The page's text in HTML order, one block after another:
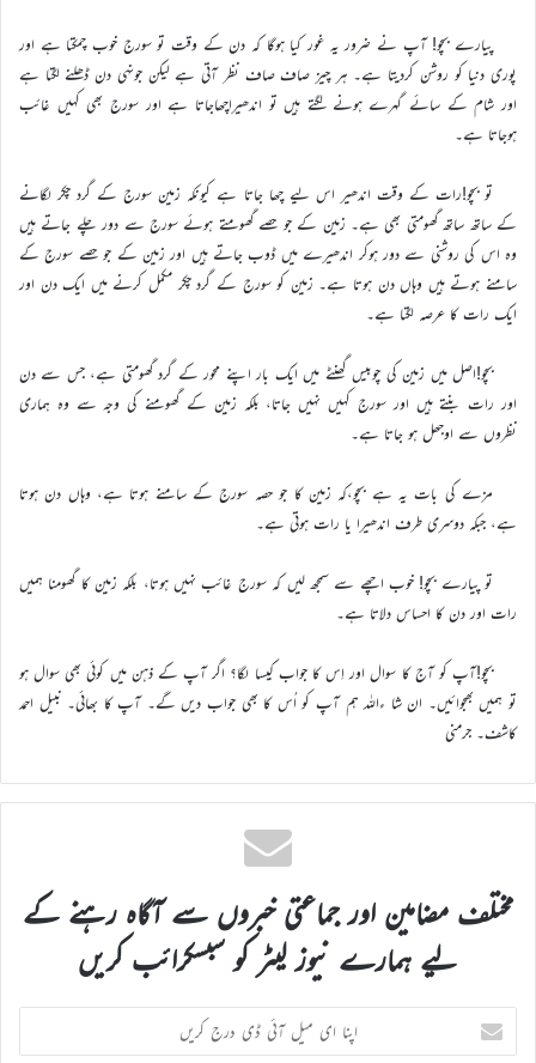
پیارے بچو! آپ نے ضرور یہ غور کیا ہوگا کہ دن کے وقت تو سورج خوب چمکتا ہے اور
پوری دنیا کو روشن کردیتا ہے۔ ہر چیز صاف صاف نظر آتی ہے لیکن جونہی دن ڈھلنے لگتا ہے
اور شام کے سائے گہرے ہونے لگتے ہیں تو اندھیراچھاجاتا ہے اور سورج بھی کہیں غائب
ہوجاتا ہے۔
تو بچو!رات کے وقت اندھیر اس لیے چھا جاتا ہے کیونکہ زمین سورج کے گرد چکر لگانے
کے ساتھ ساتھ گھومتی بھی ہے۔ زمین کے جو حصے گھومتے ہوئے سورج سے دور چلے جاتے ہیں
وہ اس کی روشنی سے دور ہوکر اندھیرے میں ڈوب جاتے ہیں اور زمین کے جو حصے سورج کے
سامنے ہوتے ہیں وہاں دن ہوتا ہے۔ زمین کو سورج کے گرد چکر مکمل کرنے میں ایک دن اور
ایک رات کا عرصہ لگتا ہے۔
بچو!اصل میں زمین کی چوبیس گھنٹے میں ایک بار اپنے محور کے گرد گھومتی ہے، جس سے دن
اور رات بنتے ہیں اور سورج کہیں نہیں جاتا، بلکہ زمین کے گھومنے کی وجہ سے وہ ہماری
نظروں سے اوجھل ہو جاتا ہے۔
مزے کی بات یہ ہے بچو،کہ زمین کا جو حصہ سورج کے سامنے ہوتا ہے، وہاں دن ہوتا
ہے، جبکہ دوسری طرف اندھیرا یا رات ہوتی ہے۔
تو پیارے بچو! خوب اچھے سے سمجھ لیں کہ سورج غائب نہیں ہوتا، بلکہ زمین کا گھومنا ہمیں
رات اور دن کا احساس دلاتا ہے۔
بچو!آپ کو آج کا سوال اور اِس کا جواب کیسا لگا؟ اگر آپ کے ذہن میں کوئی بھی سوال ہو
تو ہمیں بھجوائیں۔ ان شا ءاللہ ہم آپ کو اُس کا بھی جواب دیں گے۔ آپ کا بھائی۔ نبیل احمد
کاشف۔ جرمنی
مختلف مضامین اور جماعتی خبروں سے آگاہ رہنے کے
لیے ہمارے نیوز لیٹر کو سبسکرائب کریں
اپنا
ای